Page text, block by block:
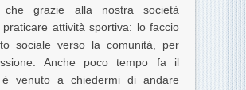
che grazie alla nostra società
praticare attività sportiva: lo faccio
sociale verso la comunità, per
Anche poco tempo fa il
è venuto a chiedermi di andare